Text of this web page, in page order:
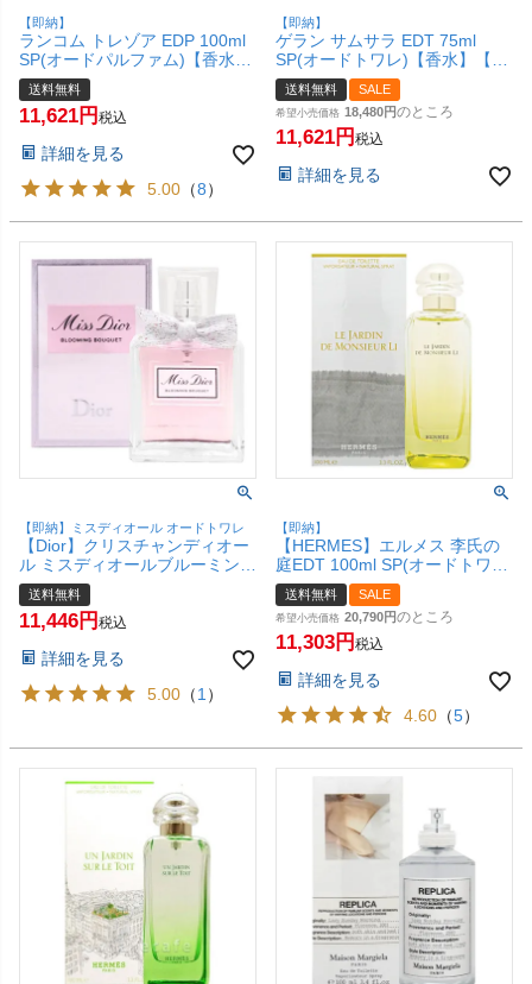
【即納】
ランコム トレゾア EDP 100ml
SP(オードパルファム)【香水】
【宅配便送料無料】
LANCOME(5000797)
送料無料
11,621 税込
詳細を見る
5.00 （8）
【即納】
ゲラン サムサラ EDT 75ml
SP(オードトワレ)【香水】【宅
配便送料無料】 (6060877)
送料無料 SALE
希望小売価格 18,480 のところ
11,621 税込
詳細を見る
【即納】ミスディオール オードトワレ
【Dior】クリスチャンディオー
ル ミスディオールブルーミング
ブーケEDT 30ml SP(オードト
ワレ)【香水】(旧シェリー)【宅
配便送料無料】(6008078)
送料無料
11,446 税込
詳細を見る
5.00 （1）
【即納】
【HERMES】エルメス 李氏の
庭EDT 100ml SP(オードトワ
レ)【香水】【宅配便送料無
料】
送料無料 SALE
希望小売価格 20,790 のところ
11,303 税込
詳細を見る
4.60 （5）